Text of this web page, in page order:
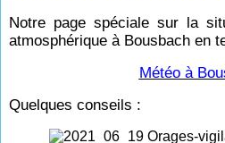
Notre page spéciale sur la
atmosphérique à Bousbach en
Météo à
Quelques conseils :